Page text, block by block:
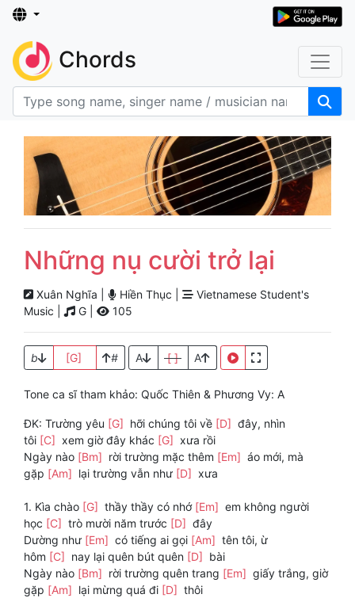
Chords
Những nụ cười trở lại
Xuân Nghĩa | Hiền Thục |
Vietnamese Student's
Music |
G | 105
b [G] # A [ ] A
Tone ca sĩ tham khảo: Quốc Thiên & Phương Vy: A
ĐK: Trường yêu [G] hỡi chúng tôi về [D] đây, nhìn
tôi [C] xem giờ đây khác [G] xưa rồi
Ngày nào [Bm] rời trường mặc thêm [Em] áo mới, mà
gặp [Am] lại trường vẫn như [D] xưa
1. Kìa chào [G] thầy thầy có nhớ [Em] em không người
học [C] trò mười năm trước [D] đây
Dường như [Em] có tiếng ai gọi [Am] tên tôi, ừ
hôm [C] nay lại quên bút quên [D] bài
Ngày nào [Bm] rời trường quên trang [Em] giấy trắng, giờ
gặp [Am] lại mừng quá đi [D] thôi